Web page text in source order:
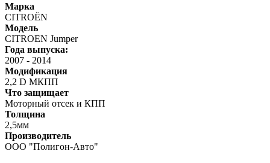
Марка
CITROЁN
Модель
CITROEN Jumper
Года выпуска:
2007 - 2014
Модификация
2,2 D МКПП
Что защищает
Моторный отсек и КПП
Толщина
2,5мм
Производитель
ООО "Полигон-Авто"